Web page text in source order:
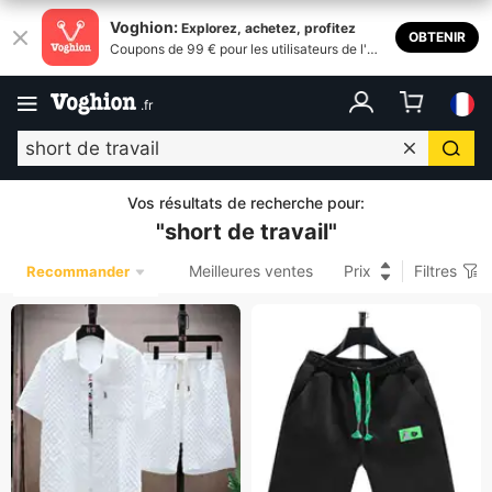
Voghion: Explorez, achetez, profitez
Coupons de 99 € pour les utilisateurs de l'ap
OBTENIR
.fr
Vos résultats de recherche pour:
"short de travail"
Recommander Meilleures ventes Prix Filtres